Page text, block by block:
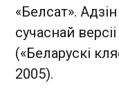
«Белсат».
сучаснай
(«Беларускі
2005).